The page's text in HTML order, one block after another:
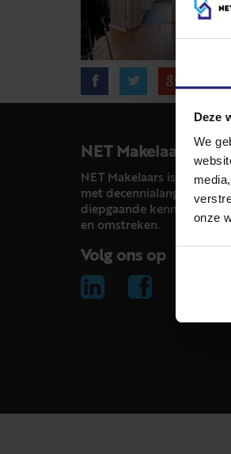
Deze
We
onze
NET Makelaars
NET Makelaars is een
met decennialange
diepgaande kennis van de
en omstreken.
Volg ons op